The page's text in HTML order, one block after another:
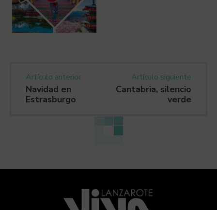
Artículo anterior
Navidad en
Estrasburgo
Artículo siguiente
Cantabria, silencio
verde